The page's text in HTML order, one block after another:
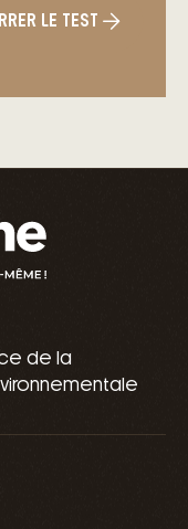
LE TEST
de la